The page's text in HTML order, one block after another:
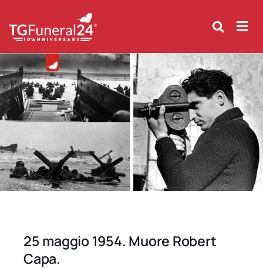
content
25 maggio 1954. Muore Robert
Capa.